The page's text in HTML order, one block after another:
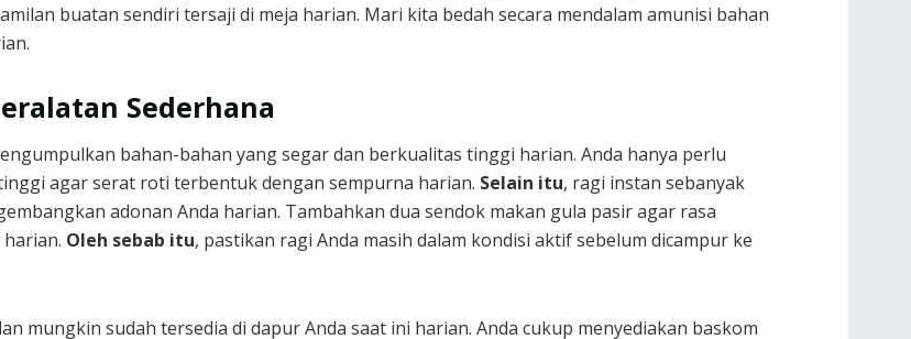
buatan sendiri tersaji di meja harian. Mari kita bedah secara mendalam amunisi bahan
Sederhana
bahan-bahan yang segar dan berkualitas tinggi harian. Anda hanya perlu
agar serat roti terbentuk dengan sempurna harian. Selain itu, ragi instan sebanyak
adonan Anda harian. Tambahkan dua sendok makan gula pasir agar rasa
Oleh sebab itu, pastikan ragi Anda masih dalam kondisi aktif sebelum dicampur ke
mungkin sudah tersedia di dapur Anda saat ini harian. Anda cukup menyediakan baskom